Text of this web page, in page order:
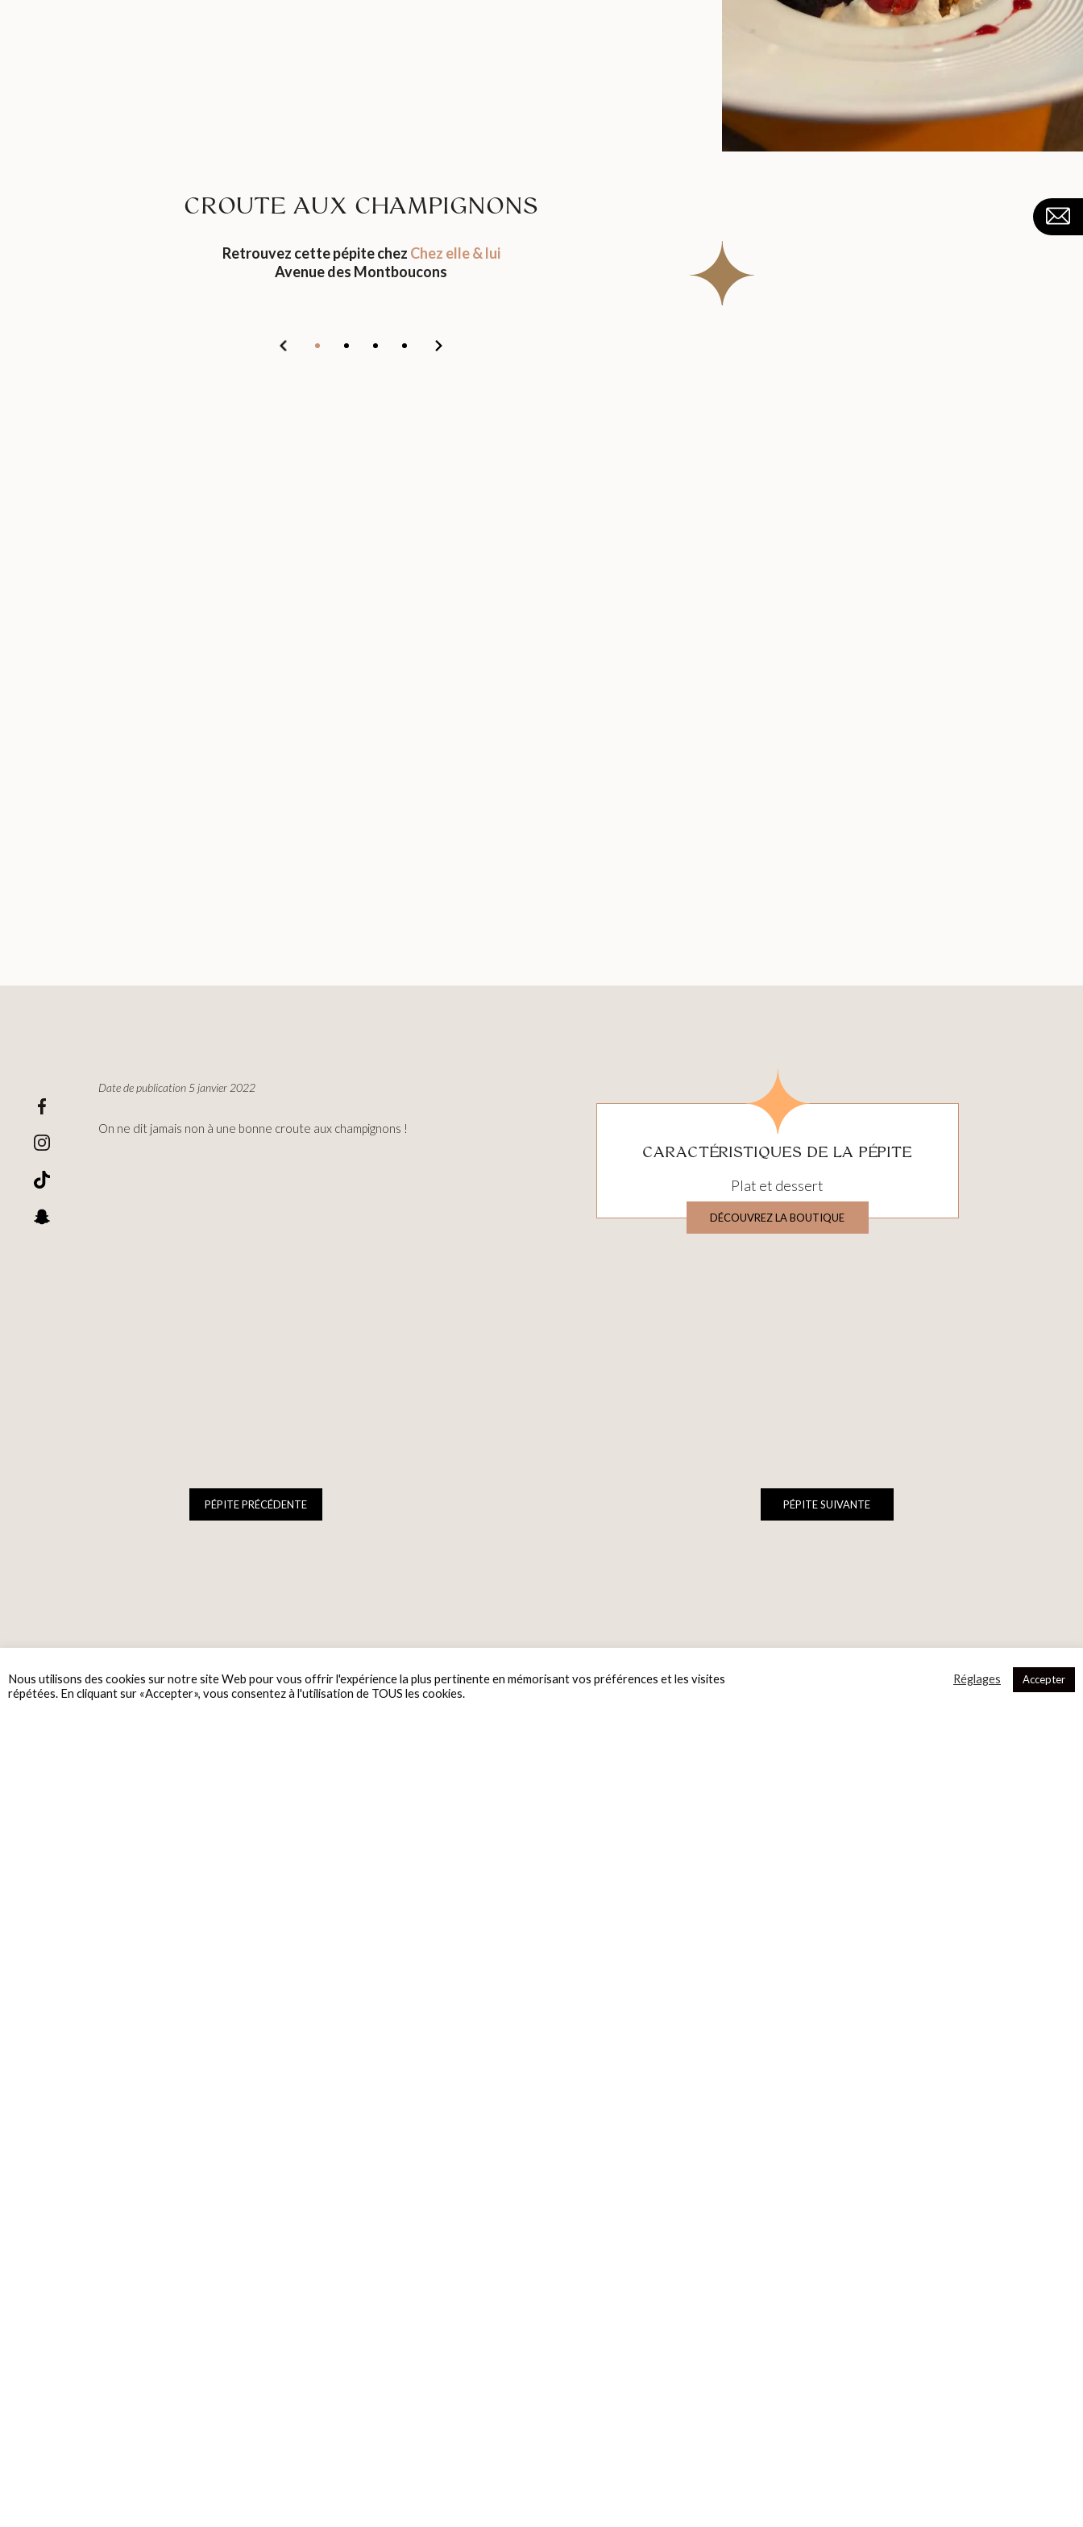
CROUTE AUX CHAMPIGNONS
Retrouvez cette pépite chez Chez elle & lui
Avenue des Montboucons
Date de publication 5 janvier 2022
On ne dit jamais non à une bonne croute aux champignons !
CARACTÉRISTIQUES DE LA PÉPITE
Plat et dessert
DÉCOUVREZ LA BOUTIQUE
PÉPITE PRÉCÉDENTE PÉPITE SUIVANTE
Nous utilisons des cookies sur notre site Web pour vous offrir l'expérience la plus pertinente en mémorisant vos préférences et les visites
répétées. En cliquant sur «Accepter», vous consentez à l'utilisation de TOUS les cookies.
Réglages Accepter